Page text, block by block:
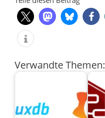
Verwandte Themen: